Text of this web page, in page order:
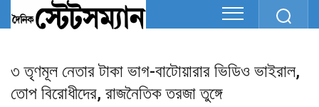
৩ তৃণমূল নেতার টাকা ভাগ-বাটোয়ারার ভিডিও ভাইরাল,
তোপ বিরোধীদের, রাজনৈতিক তরজা তুঙ্গে